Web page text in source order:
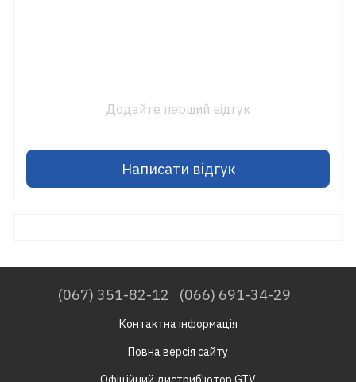
Додайте перший відгук
Написати відгук
(067) 351-82-12 (066) 691-34-29
Контактна інформація
Повна версія сайту